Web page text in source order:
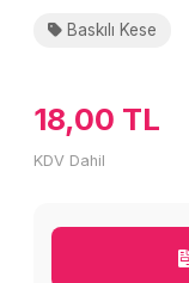
Baskılı Kese
18,00 TL
KDV Dahil